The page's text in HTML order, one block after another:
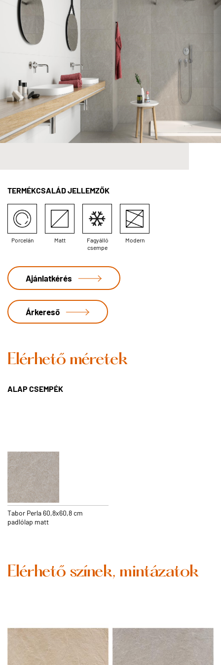
TERMÉKCSALÁD JELLEMZŐK
Porcelán Matt
Fagyálló
csempe
Modern
Ajánlatkérés
Árkereső
Elérhető méretek
ALAP CSEMPÉK
Tabor Perla 60,8x60,8 cm
padlólap matt
Elérhető színek, mintázatok